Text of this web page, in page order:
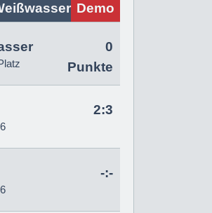
Demo
0
Punkte
2:3
-:-